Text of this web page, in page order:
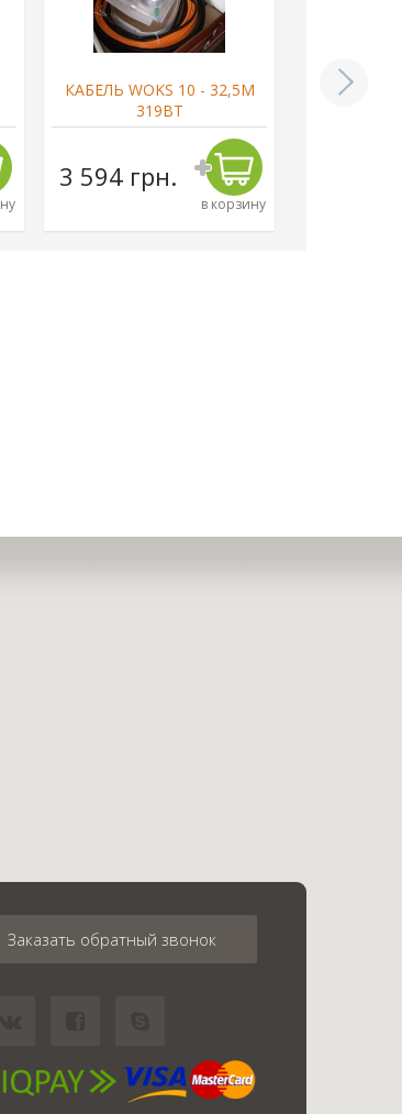
КАБЕЛЬ WOKS 10 - 32,5М
319ВТ
3 594 грн.
в корзину
КАБЕЛЬ
Заказать обратный звонок